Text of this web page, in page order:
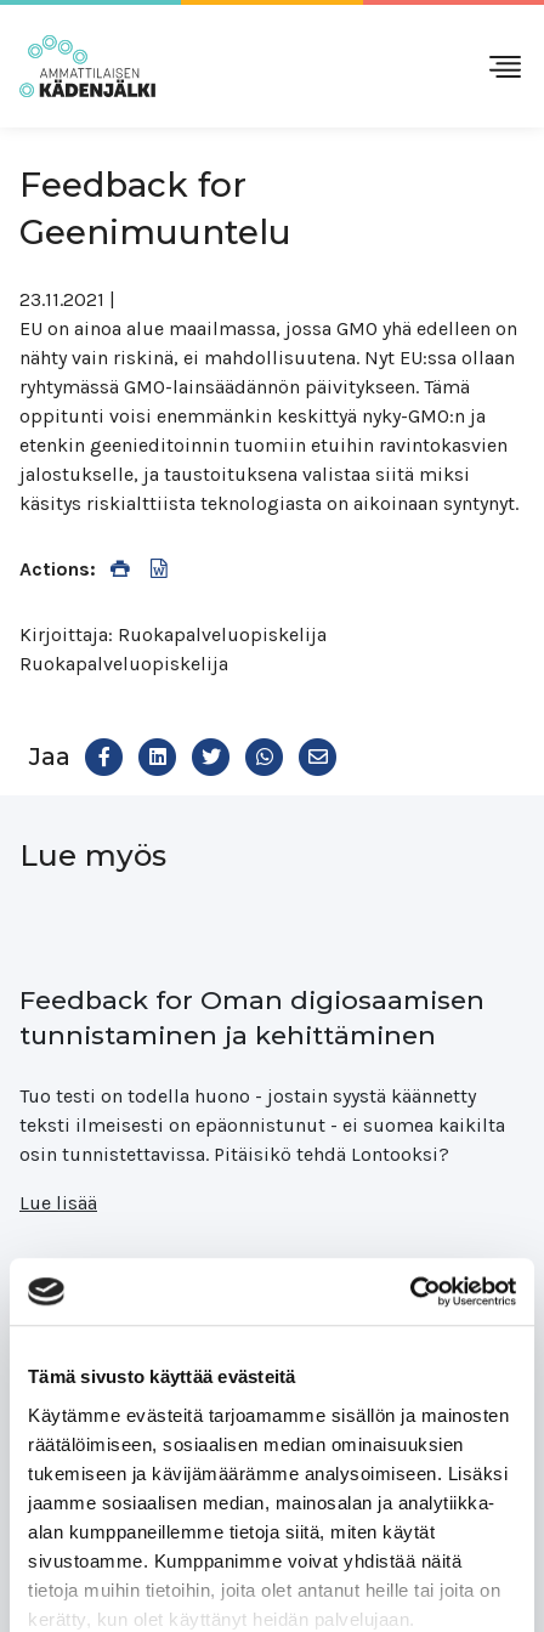
Tämä sivusto käyttää evästeitä
Käytämme evästeitä tarjoamamme sisällön ja mainosten
räätälöimiseen, sosiaalisen median ominaisuuksien
tukemiseen ja kävijämäärämme analysoimiseen. Lisäksi
jaamme sosiaalisen median, mainosalan ja analytiikka-
alan kumppaneillemme tietoja siitä, miten käytät
sivustoamme. Kumppanimme voivat yhdistää näitä
tietoja muihin tietoihin, joita olet antanut heille tai joita on
kerätty, kun olet käyttänyt heidän palvelujaan.
Feedback for
Geenimuuntelu
23.11.2021 |
EU on ainoa alue maailmassa, jossa GMO yhä edelleen on
nähty vain riskinä, ei mahdollisuutena. Nyt EU:ssa ollaan
ryhtymässä GMO-lainsäädännön päivitykseen. Tämä
oppitunti voisi enemmänkin keskittyä nyky-GMO:n ja
etenkin geenieditoinnin tuomiin etuihin ravintokasvien
jalostukselle, ja taustoituksena valistaa siitä miksi
käsitys riskialttiista teknologiasta on aikoinaan syntynyt.
Actions:
Kirjoittaja: Ruokapalveluopiskelija
Ruokapalveluopiskelija
Jaa
Jaa
Facekookiin
Share
on
Jaa
Twitteriin
Jaa
WhatsAppiin
Lue myös
Feedback for Oman digiosaamisen
tunnistaminen ja kehittäminen
Tuo testi on todella huono - jostain syystä käännetty
teksti ilmeisesti on epäonnistunut - ei suomea kaikilta
osin tunnistettavissa. Pitäisikö tehdä Lontooksi?
Lue lisää
kulkuvälineet järjestykseen vähiten
saastuttavasta eniten saastuttavaan.
Raahaa ylimmäksi vähiten
saastuttava ja alimmaksi eniten
saastuttava.
Kysymykset ja vastaukset eivät oikein täsmää